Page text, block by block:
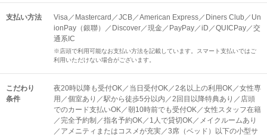
支払い方法
Visa／Mastercard／JCB／American Express／Diners Club／Un
ionPay（銀聯）／Discover／現金／PayPay／iD／QUICPay／交
通系IC
※店頭で利用可能なお支払い方法を記載しています。スマート支払いではご
利用いただけない場合がございます。
こだわり
条件
夜20時以降も受付OK／当日受付OK／2名以上の利用OK／女性専
用／個室あり／駅から徒歩5分以内／2回目以降特典あり／店頭
でのカード支払いOK／朝10時前でも受付OK／女性スタッフ在籍
／完全予約制／指名予約OK／1人で貸切OK／メイクルームあり
／アメニティまたはコスメが充実／3席（ベッド）以下の小型サ